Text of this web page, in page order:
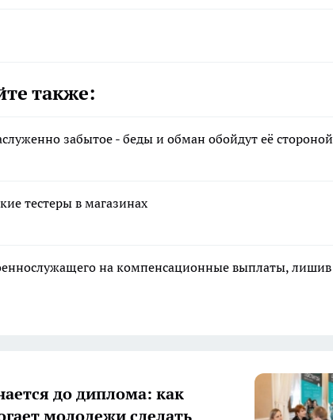
также:
забытое - беды и обман обойдут её стороной
тестеры в магазинах
на компенсационные выплаты, лишив
до диплома: как